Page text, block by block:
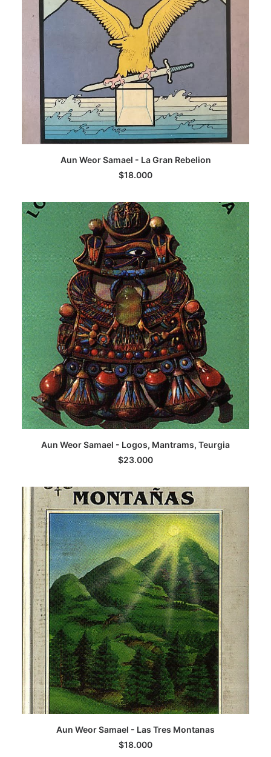
AGREGAR AL CARRITO
Aun Weor Samael - La Gran Rebelion
$18.000
AGREGAR AL CARRITO
Aun Weor Samael - Logos, Mantrams, Teurgia
$23.000
AGREGAR AL CARRITO
Aun Weor Samael - Las Tres Montanas
$18.000